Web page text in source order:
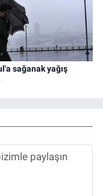
sağanak yağış